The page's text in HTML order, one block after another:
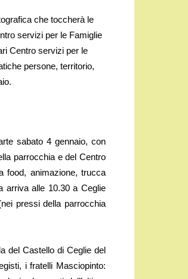
che toccherà le
servizi per le Famiglie
Centro servizi per le
persone, territorio,
sabato 4 gennaio, con
parrocchia e del Centro
food, animazione, trucca
arriva alle 10.30 a Ceglie
pressi della parrocchia
del Castello di Ceglie del
i fratelli Masciopinto: